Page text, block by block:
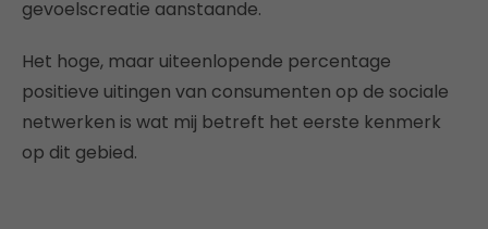
gevoelscreatie aanstaande.
Het hoge, maar uiteenlopende percentage
positieve uitingen van consumenten op de sociale
netwerken is wat mij betreft het eerste kenmerk
op dit gebied.